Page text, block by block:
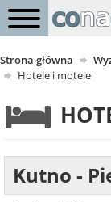
Strona główna
Hotele i motele
Kutno -